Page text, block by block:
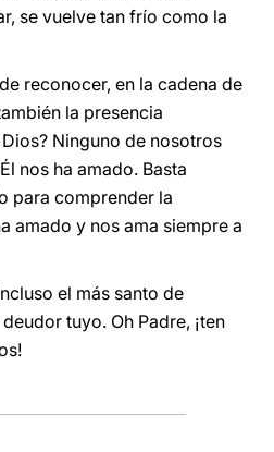
se vuelve tan frío como la
reconocer, en la cadena de
la presencia
Ninguno de nosotros
nos ha amado. Basta
para comprender la
amado y nos ama siempre a
el más santo de
tuyo. Oh Padre, ¡ten